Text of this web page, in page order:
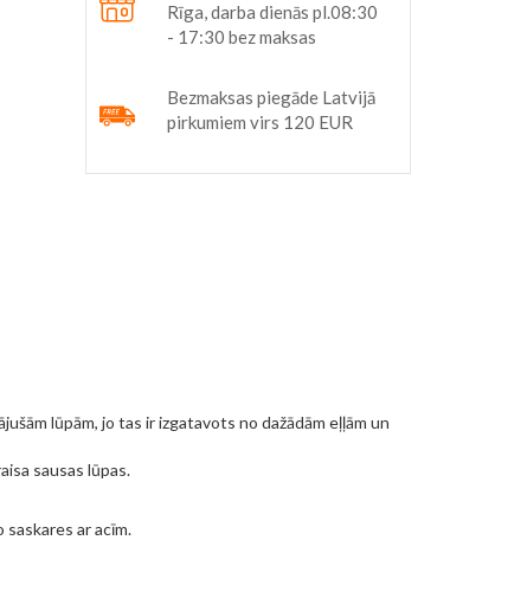
Rīga, darba dienās pl.08:30
- 17:30 bez maksas
Bezmaksas piegāde Latvijā
pirkumiem virs 120 EUR
lūpām, jo ​​tas ir izgatavots no dažādām eļļām un
sausas lūpas.
ar acīm.